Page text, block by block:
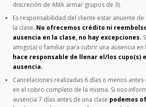
discreción de AMA armar grupos de 3).
Es responsabilidad del cliente estar anuente de
la clase. No ofrecemos crédito ni
ausencia en la clase, no hay excepciones.
amigo(a) o familiar para cubrir una ausencia en
hace responsable de llenar el/los cupo(s)
ausencia.
Cancelaciones realizadas 6 días o menos
en el cobro completo de la misma. Si nos
ausencia 7 días antes de una clase podemos